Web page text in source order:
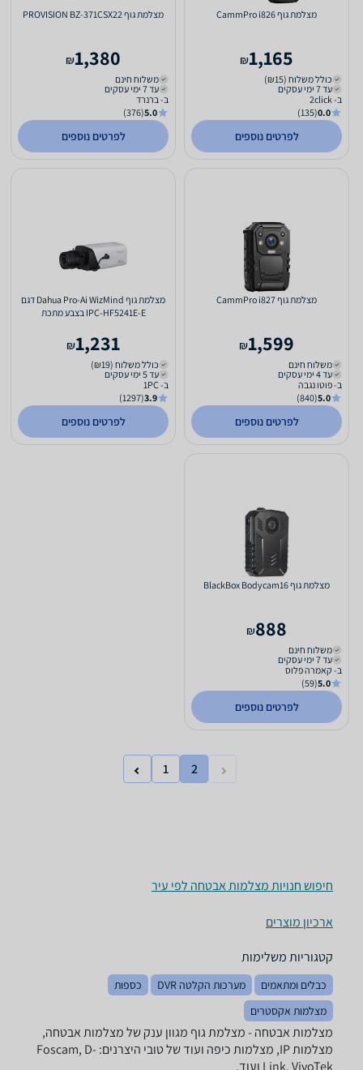
מצלמת גוף CammPro i826
1,165
₪
כולל משלוח (₪15)
עד 7 ימי עסקים
ב- 2click
0.0
(135)
לפרטים נוספים
מצלמת גוף PROVISION BZ-371CSX22
1,380
₪
משלוח חינם
עד 7 ימי עסקים
ב- ברנרד
5.0
(376)
לפרטים נוספים
מצלמת גוף CammPro i827
1,599
₪
משלוח חינם
עד 4 ימי עסקים
ב- פוטו נגבה
5.0
(840)
לפרטים נוספים
מצלמת גוף Dahua Pro-Ai WizMind דגם
IPC-HF5241E-E בצבע מתכת
1,231
₪
כולל משלוח (₪19)
עד 5 ימי עסקים
ב- 1PC
3.9
(1297)
לפרטים נוספים
מצלמת גוף BlackBox Bodycam16
888
₪
משלוח חינם
עד 7 ימי עסקים
ב- קאמרה פלוס
5.0
(59)
לפרטים נוספים
1 2
חיפוש חנויות מצלמות אבטחה לפי עיר
ארכיון מוצרים
קטגוריות משלימות
כבלים ומתאמים מערכות הקלטה DVR
כספות
מצלמות אקסטרים
מצלמות אבטחה - ‏מצלמת גוף מגוון ענק של מצלמות אבטחה,
מצלמות IP, מצלמות כיפה ועוד של טובי היצרנים: Foscam, D-
Link, VivoTek ועוד.